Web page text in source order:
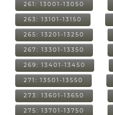
261: 13001-13050
263: 13101-13150
265: 13201-13250
267: 13301-13350
269: 13401-13450
271: 13501-13550
273: 13601-13650
275: 13701-13750